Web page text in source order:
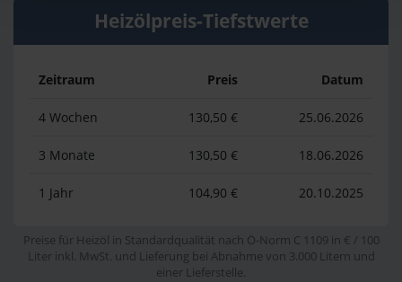
Heizölpreis-Tiefstwerte
Zeitraum Preis Datum
4 Wochen 130,50 € 25.06.2026
3 Monate 130,50 € 18.06.2026
1 Jahr 104,90 € 20.10.2025
Preise für Heizöl in Standardqualität nach Ö-Norm C 1109 in € / 100
Liter inkl. MwSt. und Lieferung bei Abnahme von 3.000 Litern und
einer Lieferstelle.